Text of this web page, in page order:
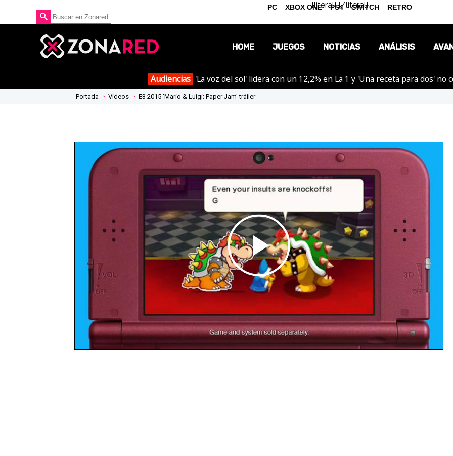
{literal}{/literal}
HOME JUEGOS NOTICIAS
OPINIÓN
ANÁLISIS
Audiencias 'La voz del sol' lidera con un 12,2% en La 1 y 'Una receta para dos' no
Portada Vídeos E3 2015 'Mario & Luigi: Paper Jam' tráiler
Play
Video
PC XBOX ONE PS4 SWITCH RETRO